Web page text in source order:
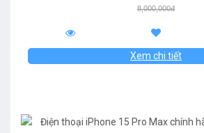
8,000,000đ
Xem chi tiết